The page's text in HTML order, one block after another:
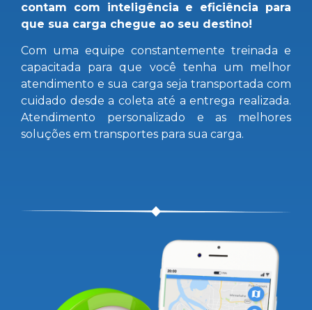
contam com inteligência e eficiência para
que sua carga chegue ao seu destino!
Com uma equipe constantemente treinada e
capacitada para que você tenha um melhor
atendimento e sua carga seja transportada com
cuidado desde a coleta até a entrega realizada.
Atendimento personalizado e as melhores
soluções em transportes para sua carga.